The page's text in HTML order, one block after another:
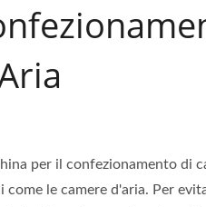
per il confezionamento di
come le camere d'aria. Per